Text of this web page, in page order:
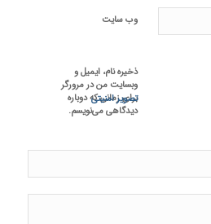
وب‌ سایت
ذخیره نام، ایمیل و
وبسایت من در مرورگر
برای زمانی که دوباره
دیدگاهی می‌نویسم.
تصویر امنیتی